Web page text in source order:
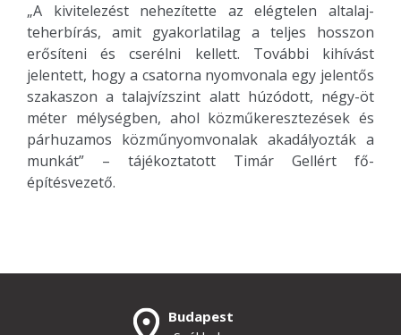
„A kivitelezést nehezítette az elégtelen altalaj-
teherbírás, amit gyakorlatilag a teljes hosszon
erősíteni és cserélni kellett. További kihívást
jelentett, hogy a csatorna nyomvonala egy jelentős
szakaszon a talajvízszint alatt húzódott, négy-öt
méter mélységben, ahol közműkeresztezések és
párhuzamos közműnyomvonalak akadályozták a
munkát” – tájékoztatott Timár Gellért fő-
építésvezető.
Budapest